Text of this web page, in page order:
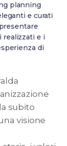
planning
e curati
realizzati e i
di
subito
visione